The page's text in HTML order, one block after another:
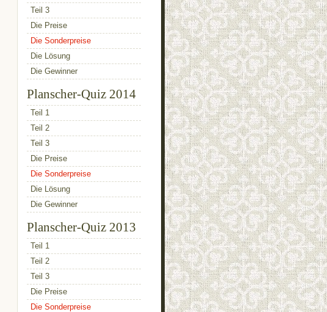
Teil 3
Die Preise
Die Sonderpreise
Die Lösung
Die Gewinner
Planscher-Quiz 2014
Teil 1
Teil 2
Teil 3
Die Preise
Die Sonderpreise
Die Lösung
Die Gewinner
Planscher-Quiz 2013
Teil 1
Teil 2
Teil 3
Die Preise
Die Sonderpreise